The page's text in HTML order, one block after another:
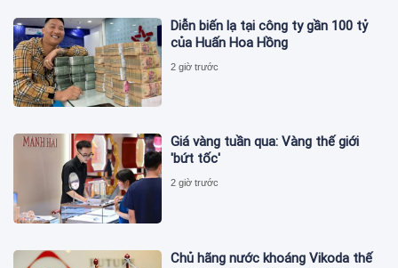
Diễn biến lạ tại công ty gần 100 tỷ
của Huấn Hoa Hồng
2 giờ trước
Giá vàng tuần qua: Vàng thế giới
'bứt tốc'
2 giờ trước
Chủ hãng nước khoáng Vikoda thế